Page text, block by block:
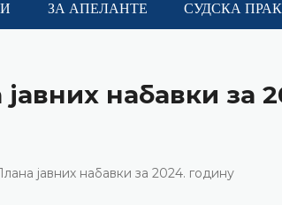
ЗА АПЕЛАНТЕ СУДСКА
набавки за
јавних набавки за 2024. годину